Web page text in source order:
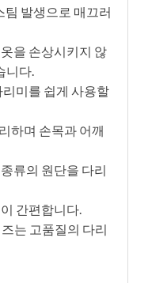
팀 발생으로 매끄러
을 손상시키지 않
니다.
미를 쉽게 사용할
하며 손목과 어깨
류의 원단을 다리
간편합니다.
는 고품질의 다리